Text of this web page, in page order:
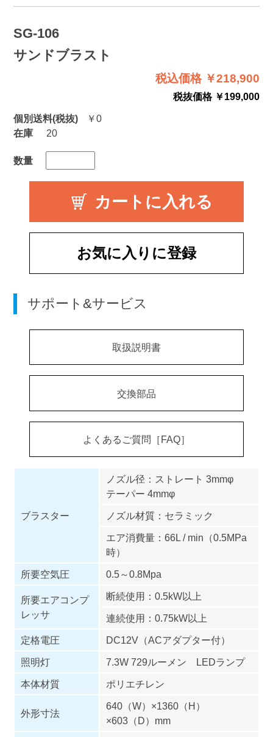
SG-106
サンドブラスト
税込価格 ￥218,900
税抜価格 ￥199,000
個別送料(税抜)
￥0
在庫
20
数量
お気に入りに登録
サポート&サービス
取扱説明書
交換部品
よくあるご質問［FAQ］
ブラスター
ノズル径：ストレート 3mmφ
テーパー 4mmφ
ノズル材質：セラミック
エア消費量：66L / min（0.5MPa
時）
所要空気圧
0.5～0.8Mpa
所要エアコンプ
レッサ
断続使用：0.5kW以上
連続使用：0.75kW以上
定格電圧
DC12V（ACアダプター付）
照明灯
7.3W 729ルーメン LEDランプ
本体材質
ポリエチレン
外形寸法
640（W）×1360（H）
×603（D）mm